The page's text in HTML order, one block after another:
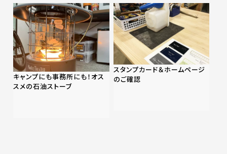
キャンプにも事務所にも！オス
スメの石油ストーブ
スタンプカード＆ホームページ
のご確認